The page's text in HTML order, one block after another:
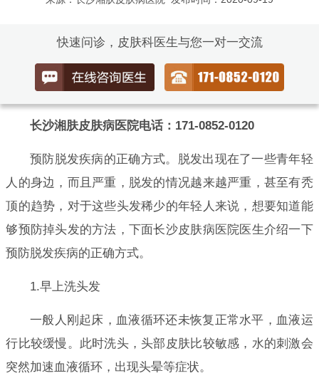
快速问诊，皮肤科医生与您一对一交流
长沙湘肤皮肤病医院电话：171-0852-0120
预防脱发疾病的正确方式。脱发出现在了一些青年轻
人的身边，而且严重，脱发的情况越来越严重，甚至有秃
顶的趋势，对于这些头发稀少的年轻人来说，想要知道能
够预防掉头发的方法，下面长沙皮肤病医院医生介绍一下
预防脱发疾病的正确方式。
1.早上洗头发
一般人刚起床，血液循环还未恢复正常水平，血液运
行比较缓慢。此时洗头，头部皮肤比较敏感，水的刺激会
突然加速血液循环，出现头晕等症状。